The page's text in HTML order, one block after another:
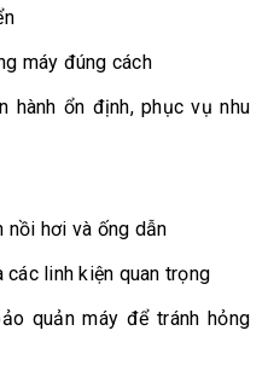
máy đúng cách
hành ổn định, phục vụ nhu
nồi hơi và ống dẫn
linh kiện quan trọng
quản máy để tránh hỏng